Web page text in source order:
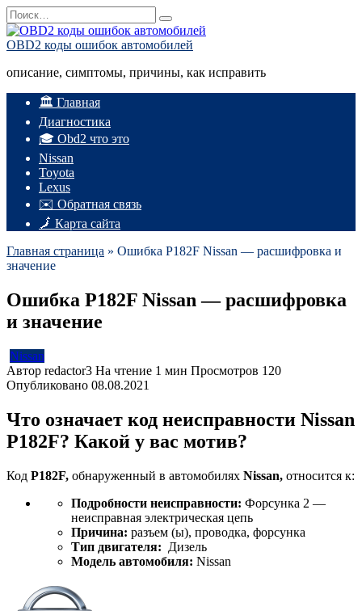
Перейти
к
содержанию
Search
for:
OBD2 коды ошибок автомобилей
описание, симптомы, причины, как исправить
🏛️ Главная
Диагностика
🎓 Obd2 что это
Nissan
Toyota
Lexus
✉️ Обратная связь
🗾 Карта сайта
Главная страница » Ошибка P182F Nissan — расшифровка и
значение
Ошибка P182F Nissan — расшифровка
и значение
Nissan
Автор redactor3 На чтение 1 мин Просмотров 120
Опубликовано 08.08.2021
Что означает код неисправности Nissan
P182F? Какой у вас мотив?
Код P182F, обнаруженный в автомобилях Nissan, относится к:
Подробности неисправности: Форсунка 2 —
неисправная электрическая цепь
Причина: разъем (ы), проводка, форсунка
Тип двигателя: Дизель
Модель автомобиля: Nissan